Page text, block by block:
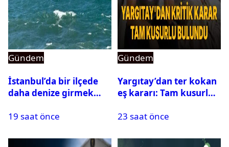
Gündem
İstanbul’da bir ilçede
daha denize girmek
19 saat önce
Gündem
Yargıtay’dan ter kokan
eş kararı: Tam kusurlu
23 saat önce